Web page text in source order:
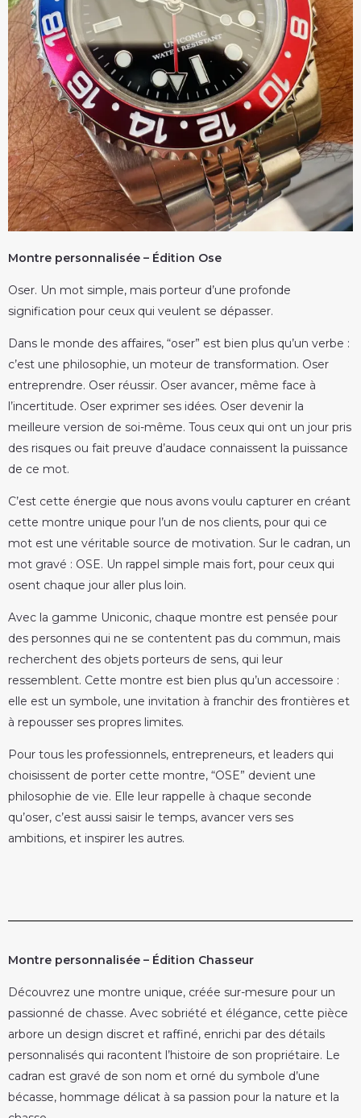
Montre personnalisée – Édition Ose
Oser. Un mot simple, mais porteur d’une profonde
signification pour ceux qui veulent se dépasser.
Dans le monde des affaires, “oser” est bien plus qu’un verbe :
c’est une philosophie, un moteur de transformation. Oser
entreprendre. Oser réussir. Oser avancer, même face à
l’incertitude. Oser exprimer ses idées. Oser devenir la
meilleure version de soi-même. Tous ceux qui ont un jour pris
des risques ou fait preuve d’audace connaissent la puissance
de ce mot.
C’est cette énergie que nous avons voulu capturer en créant
cette montre unique pour l’un de nos clients, pour qui ce
mot est une véritable source de motivation. Sur le cadran, un
mot gravé : OSE. Un rappel simple mais fort, pour ceux qui
osent chaque jour aller plus loin.
Avec la gamme Uniconic, chaque montre est pensée pour
des personnes qui ne se contentent pas du commun, mais
recherchent des objets porteurs de sens, qui leur
ressemblent. Cette montre est bien plus qu’un accessoire :
elle est un symbole, une invitation à franchir des frontières et
à repousser ses propres limites.
Pour tous les professionnels, entrepreneurs, et leaders qui
choisissent de porter cette montre, “OSE” devient une
philosophie de vie. Elle leur rappelle à chaque seconde
qu’oser, c’est aussi saisir le temps, avancer vers ses
ambitions, et inspirer les autres.
Montre personnalisée – Édition Chasseur
Découvrez une montre unique, créée sur-mesure pour un
passionné de chasse. Avec sobriété et élégance, cette pièce
arbore un design discret et raffiné, enrichi par des détails
personnalisés qui racontent l’histoire de son propriétaire. Le
cadran est gravé de son nom et orné du symbole d’une
bécasse, hommage délicat à sa passion pour la nature et la